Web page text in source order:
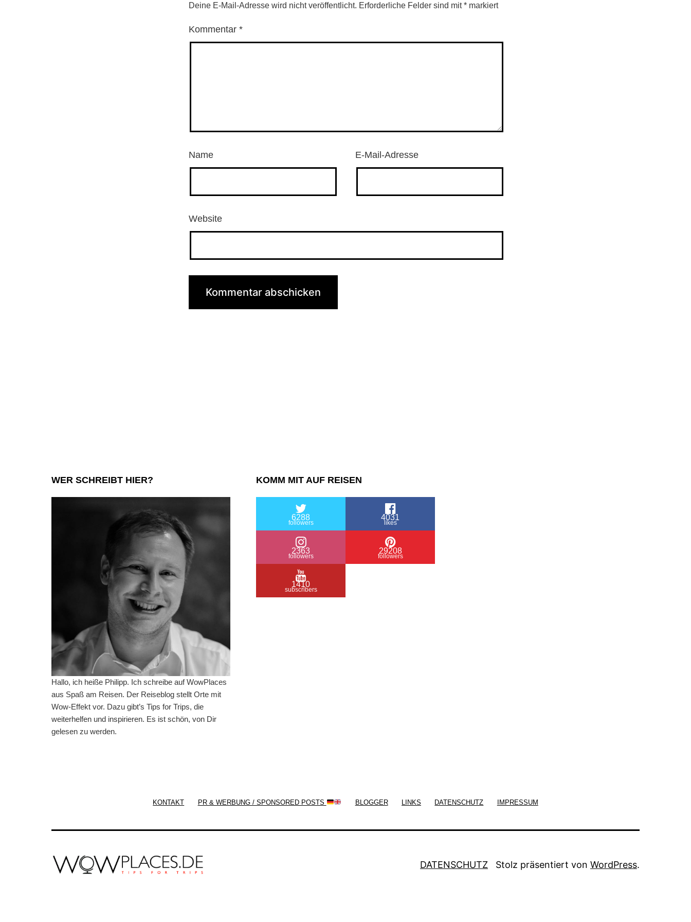
Deine E-Mail-Adresse wird nicht veröffentlicht. Erforderliche Felder sind mit* markiert
Kommentar *
Name E-Mail-Adresse
Website
WER SCHREIBT HIER?
Hallo, ich heiße Philipp. Ich schreibe auf WowPlaces
aus Spaß am Reisen. Der Reiseblog stellt Orte mit
Wow-Effekt vor. Dazu gibt’s Tips for Trips, die
weiterhelfen und inspirieren. Es ist schön, von Dir
gelesen zu werden.
KOMM MIT AUF REISEN
6288
followers
4031
likes
2363
followers
29208
followers
1410
subscribers
KONTAKT PR & WERBUNG / SPONSORED POSTS BLOGGER LINKS DATENSCHUTZ IMPRESSUM
DATENSCHUTZ Stolz präsentiert von WordPress.